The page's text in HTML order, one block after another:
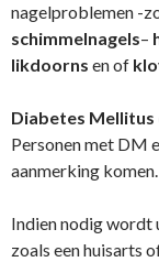
nagelproblemen -
schimmelnagels–
likdoorns en of
Diabetes Mellitus
Personen met DM
aanmerking
Indien nodig wordt
zoals een huisarts